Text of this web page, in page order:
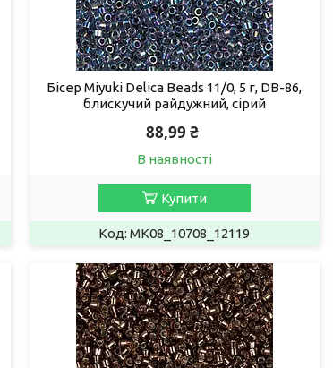
Бісер Miyuki Delica Beads 11/0, 5 г, DB-86,
блискучий райдужний, сірий
88,99 ₴
В наявності
Купити
MK08_10708_12119